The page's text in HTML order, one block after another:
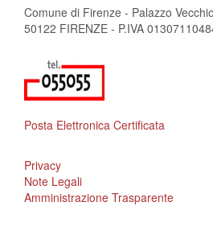
Comune di Firenze - Palazzo
50122 FIRENZE - P.IVA
Posta Elettronica Certificata
Privacy
Note Legali
Amministrazione Trasparente